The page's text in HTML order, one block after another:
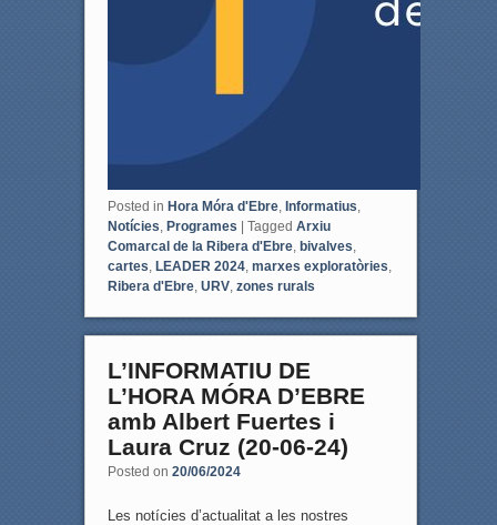
Posted in Hora Móra d'Ebre, Informatius
Notícies Programes | Tagged Arxiu
Comarcal de la Ribera d'Ebre, bivalves
cartes LEADER 2024, marxes exploratòries
Ribera d'Ebre, URV, zones rurals
L’INFORMATIU DE
L’HORA MÓRA D’EBRE
amb Albert Fuertes i
Laura Cruz (20-06-24)
Posted on 20/06/2024
Les notícies d’actualitat a les nostres